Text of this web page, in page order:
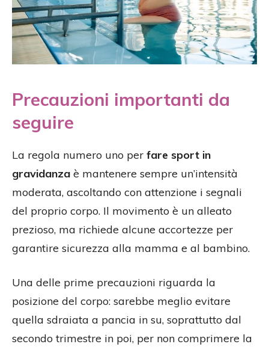
Precauzioni importanti da
seguire
La regola numero uno per fare sport in
gravidanza è mantenere sempre un’intensità
moderata, ascoltando con attenzione i segnali
del proprio corpo. Il movimento è un alleato
prezioso, ma richiede alcune accortezze per
garantire sicurezza alla mamma e al bambino.
Una delle prime precauzioni riguarda la
posizione del corpo: sarebbe meglio evitare
quella sdraiata a pancia in su, soprattutto dal
secondo trimestre in poi, per non comprimere la